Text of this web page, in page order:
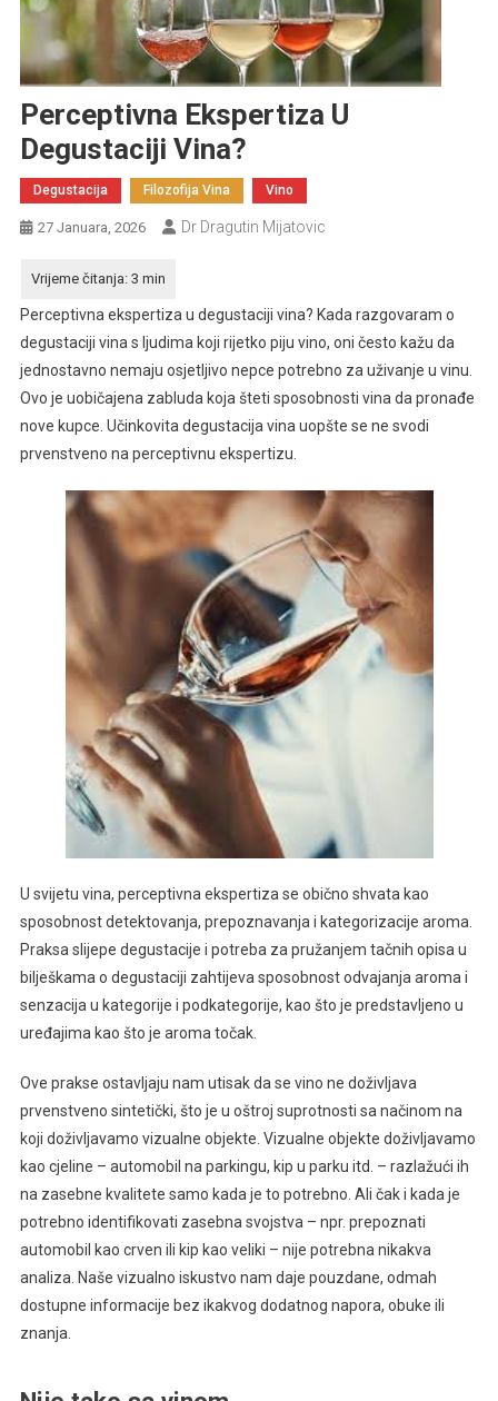
Perceptivna Ekspertiza U
Degustaciji Vina?
Degustacija Filozofija Vina Vino
27 Januara, 2026 Dr Dragutin Mijatovic
Perceptivna ekspertiza u degustaciji vina? Kada razgovaram o
degustaciji vina s ljudima koji rijetko piju vino, oni često kažu da
jednostavno nemaju osjetljivo nepce potrebno za uživanje u vinu.
Ovo je uobičajena zabluda koja šteti sposobnosti vina da pronađe
nove kupce. Učinkovita degustacija vina uopšte se ne svodi
prvenstveno na perceptivnu ekspertizu.
U svijetu vina, perceptivna ekspertiza se obično shvata kao
sposobnost detektovanja, prepoznavanja i kategorizacije aroma.
Praksa slijepe degustacije i potreba za pružanjem tačnih opisa u
bilješkama o degustaciji zahtijeva sposobnost odvajanja aroma i
senzacija u kategorije i podkategorije, kao što je predstavljeno u
uređajima kao što je aroma točak.
Ove prakse ostavljaju nam utisak da se vino ne doživljava
prvenstveno sintetički, što je u oštroj suprotnosti sa načinom na
koji doživljavamo vizualne objekte. Vizualne objekte doživljavamo
kao cjeline – automobil na parkingu, kip u parku itd. – razlažući ih
na zasebne kvalitete samo kada je to potrebno. Ali čak i kada je
potrebno identifikovati zasebna svojstva – npr. prepoznati
automobil kao crven ili kip kao veliki – nije potrebna nikakva
analiza. Naše vizualno iskustvo nam daje pouzdane, odmah
dostupne informacije bez ikakvog dodatnog napora, obuke ili
znanja.